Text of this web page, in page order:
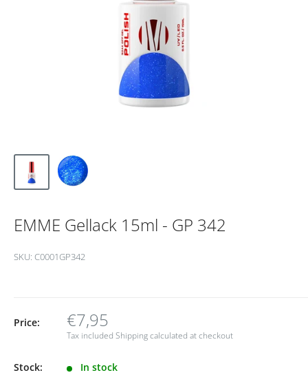
EMME Gellack 15ml - GP 342
SKU: C0001GP342
Price: €7,95
Tax included Shipping calculated at checkout
Stock: In stock